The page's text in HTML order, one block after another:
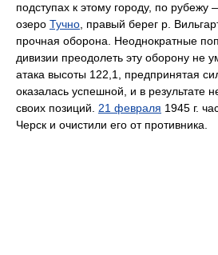
подступах к этому городу, по рубежу
озеро Тучно , правый берег р.
прочная оборона. Неоднократные
дивизии преодолеть эту оборону не
атака высоты 122,1, предпринятая
оказалась успешной, и в результате
своих позиций. 21 февраля 1945 г.
Черск и очистили его от противника.